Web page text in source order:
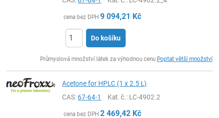
cena bez DPH 9 094,21 Kč
Do košíku
Průmyslová množství látek za výhodnou cenu Poptat větší množství
Acetone for HPLC (1 x 2.5 L)
CAS:67-64-1 Kat. č.: LC-4902.2
cena bez DPH 2 469,42 Kč